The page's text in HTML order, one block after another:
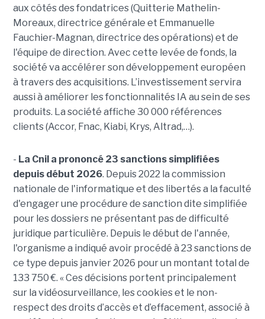
aux côtés des fondatrices (Quitterie Mathelin-
Moreaux, directrice générale et Emmanuelle
Fauchier-Magnan, directrice des opérations) et de
l'équipe de direction. Avec cette levée de fonds, la
société va accélérer son développement européen
à travers des acquisitions. L’investissement servira
aussi à améliorer les fonctionnalités IA au sein de ses
produits. La société affiche 30 000 références
clients (Accor, Fnac, Kiabi, Krys, Altrad,…).
- La Cnil a prononcé 23 sanctions simplifiées
depuis début 2026. Depuis 2022 la commission
nationale de l'informatique et des libertés a la faculté
d'engager une procédure de sanction dite simplifiée
pour les dossiers ne présentant pas de difficulté
juridique particulière. Depuis le début de l'année,
l'organisme a indiqué avoir procédé à 23 sanctions de
ce type depuis janvier 2026 pour un montant total de
133 750 €. « Ces décisions portent principalement
sur la vidéosurveillance, les cookies et le non-
respect des droits d’accès et d’effacement, associé à